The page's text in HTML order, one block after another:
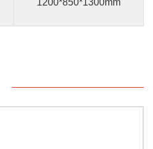
1200*850*1300mm